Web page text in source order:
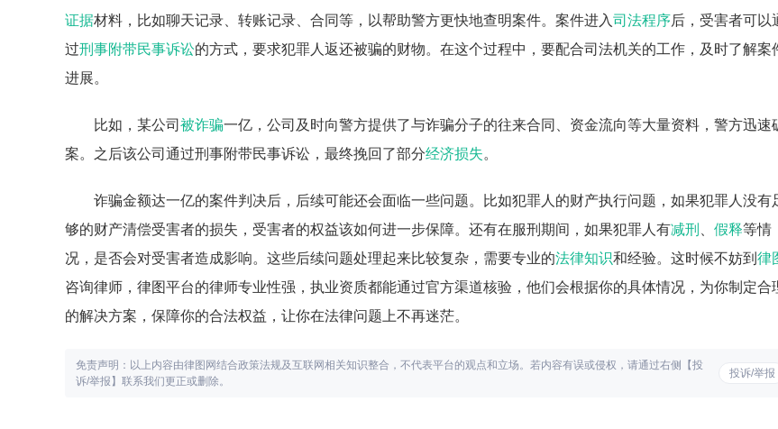
证据材料，比如聊天记录、转账记录、合同等，以帮助警方更快地查明案件。案件进入司法程序后，受害者可以
过刑事附带民事诉讼的方式，要求犯罪人返还被骗的财物。在这个过程中，要配合司法机关的工作，及时了解案
进展。
比如，某公司 被诈骗一亿，公司及时向警方提供了与诈骗分子的往来合同、资金流向等大量资料，警方迅速
案。之后该公司通过刑事附带民事诉讼，最终挽回了部分经济损失。
诈骗金额达一亿的案件判决后，后续可能还会面临一些问题。比如犯罪人的财产执行问题，如果犯罪人没有
够的财产清偿受害者的损失，受害者的权益该如何进一步保障。还有在服刑期间，如果犯罪人有减刑 假释等情
况，是否会对受害者造成影响。这些后续问题处理起来比较复杂，需要专业的法律知识和经验。这时候不妨到 律
咨询律师，律图平台的律师专业性强，执业资质都能通过官方渠道核验，他们会根据你的具体情况，为你制定合
的解决方案，保障你的合法权益，让你在法律问题上不再迷茫。
投诉/举报
免责声明：以上内容由律图网结合政策法规及互联网相关知识整合，不代表平台的观点和立场。若内容有误或侵权，请通过右侧【投
诉/举报】联系我们更正或删除。